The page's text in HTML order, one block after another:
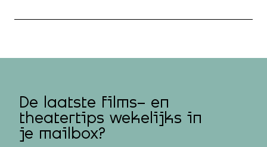
De laatste films- en
theatertips wekelijks in
je mailbox?